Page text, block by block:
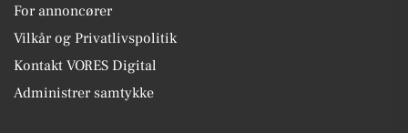
For annoncører
Vilkår og Privatlivspolitik
Kontakt VORES Digital
Administrer samtykke